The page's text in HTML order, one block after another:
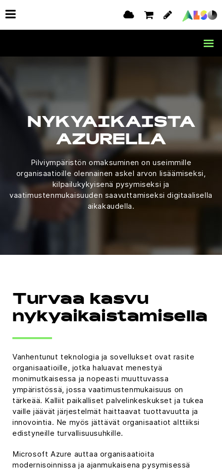
NYKYAIKAISTA
AZURELLA
Pilviympäristön omaksuminen on useimmille
organisaatioille olennainen askel arvon lisäämiseksi,
kilpailukykyisenä pysymiseksi ja
vaatimustenmukaisuuden saavuttamiseksi digitaalisella
aikakaudella.
Turvaa kasvu
nykyaikaistamisella
Vanhentunut teknologia ja sovellukset ovat rasite
organisaatioille, jotka haluavat menestyä
monimutkaisessa ja nopeasti muuttuvassa
ympäristössä, jossa vaatimustenmukaisuus on
tärkeää. Kalliit paikalliset palvelinkeskukset ja tukea
vaille jäävät järjestelmät haittaavat tuottavuutta ja
innovointia. Ne myös jättävät organisaatiot alttiiksi
edistyneille turvallisuusuhkille.
Microsoft Azure auttaa organisaatioita
modernisoinnissa ja ajanmukaisena pysymisessä